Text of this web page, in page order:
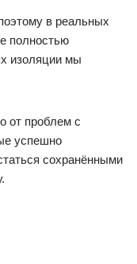
в реальных
полностью
изоляции мы
от проблем с
успешно
сохранёнными